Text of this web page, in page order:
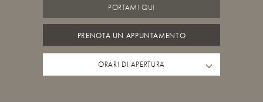
PORTAMI QUI
PRENOTA UN APPUNTAMENTO
ORARI DI APERTURA